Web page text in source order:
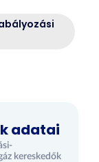
adatai
kereskedők